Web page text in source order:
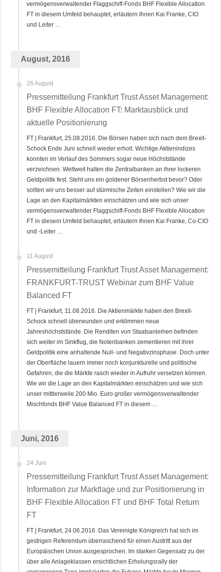
vermögensverwaltender Flaggschiff-Fonds BHF Flexible Allocation
FT in diesem Umfeld behauptet, erläutern Ihnen Kai Franke, CIO
und Leiter …
August, 2016
26 August
Pressemitteilung Frankfurt Trust Asset Management:
BHF Flexible Allocation FT: Marktausblick und
aktuelle Positionierung
FT | Frankfurt, 25.08.2016. Die Börsen haben sich nach dem Brexit-
Schock Ende Juni schnell wieder erholt. Wichtige Aktienindizes
konnten im Verlauf des Sommers sogar neue Höchststände
verzeichnen. Weltweit halten die Zentralbanken an ihrer lockeren
Geldpolitik fest. Steht uns ein goldener Börsenherbst bevor? Oder
sollten wir uns besser auf stürmische Zeiten einstellen? Wie wir die
Lage an den Kapitalmärkten einschätzen und wie sich unser
vermögensverwaltender Flaggschiff-Fonds BHF Flexible Allocation
FT in diesem Umfeld behauptet, erläutern Ihnen Kai Franke, Co-CIO
und -Leiter …
11 August
Pressemitteilung Frankfurt Trust Asset Management:
FRANKFURT-TRUST Webinar zum BHF Value
Balanced FT
FT | Frankfurt, 11.08.2016. Die Aktienmärkte haben den Brexit-
Schock schnell überwunden und erklimmen neue
Jahreshöchststände. Die Renditen von Staatsanleihen befinden
sich weiter im Sinkflug, die Notenbanken zementieren mit ihrer
Geldpolitik eine anhaltende Null- und Negativzinsphase. Doch unter
der Oberfläche lauern immer noch konjunkturelle und politische
Gefahren, die die Märkte rasch wieder in Aufruhr versetzen können.
Wie wir die Lage an den Kapitalmärkten einschätzen und wie sich
unser mittlerweile 200 Mio. Euro großer vermögensverwaltender
Mischfonds BHF Value Balanced FT in diesem …
Juni, 2016
24 Juni
Pressemitteilung Frankfurt Trust Asset Management:
Information zur Marktlage und zur Positionierung in
BHF Flexible Allocation FT und BHF Total Return
FT
FT | Frankfurt, 24.06.2016. Das Vereinigte Königreich hat sich im
gestrigen Referendum überraschend für einen Austritt aus der
Europäischen Union ausgesprochen. Im starken Gegensatz zu der
über alle Anlageklassen ersichtlichen Erholungsrally der